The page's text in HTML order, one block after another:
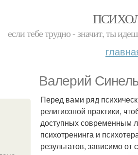
если тебе трудно - значит, ты
Валерий
Перед вами ряд
религиозной практики,
доступных современным
психотренинга и
результатов, зависимо от